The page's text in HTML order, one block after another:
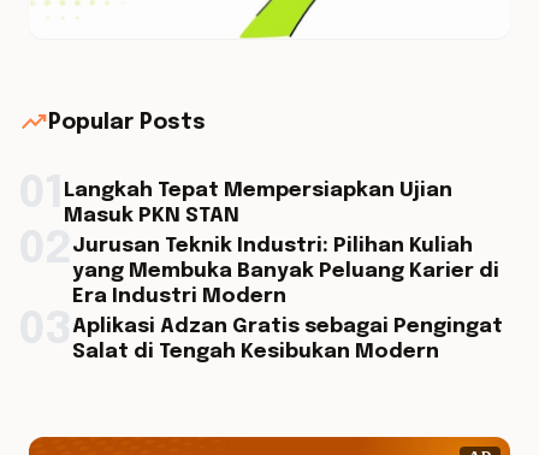
trending_up Popular Posts
Langkah Tepat Mempersiapkan Ujian
Masuk PKN STAN
Jurusan Teknik Industri: Pilihan Kuliah
yang Membuka Banyak Peluang Karier di
Era Industri Modern
Aplikasi Adzan Gratis sebagai Pengingat
Salat di Tengah Kesibukan Modern